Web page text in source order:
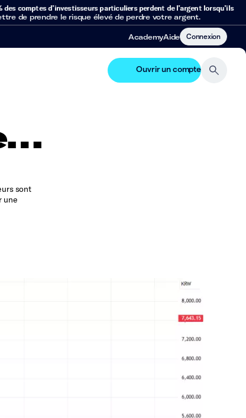
des comptes d’investisseurs particuliers perdent de l’argent lorsqu’ils
de prendre le risque élevé de perdre votre argent.
AcademyAide Connexion
Ouvrir un compte
sont
une